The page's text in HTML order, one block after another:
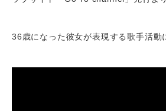
36歳になった彼女が表現する歌手活動